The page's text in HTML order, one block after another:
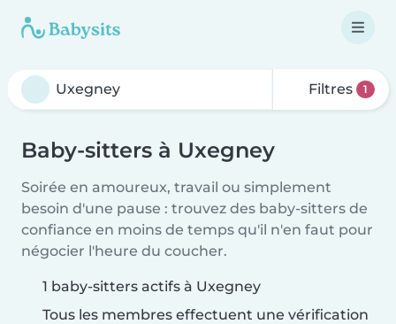
Filtres 1
Baby-sitters à Uxegney
Soirée en amoureux, travail ou simplement
besoin d'une pause : trouvez des baby-sitters de
confiance en moins de temps qu'il n'en faut pour
négocier l'heure du coucher.
1 baby-sitters actifs à Uxegney
Tous les membres effectuent une vérification